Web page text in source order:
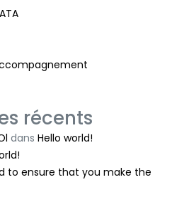
récents
dans Hello world!
to ensure that you make the